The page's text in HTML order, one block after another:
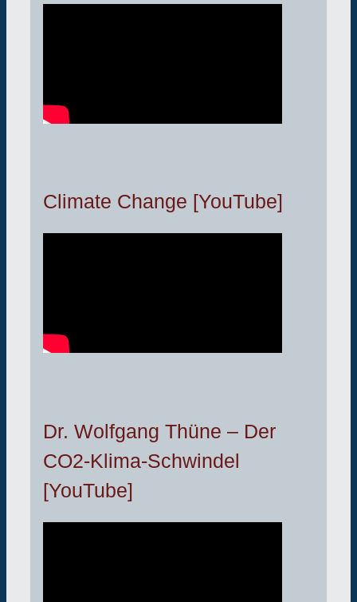
Climate Change [YouTube]
Dr. Wolfgang Thüne – Der
CO2-Klima-Schwindel
[YouTube]